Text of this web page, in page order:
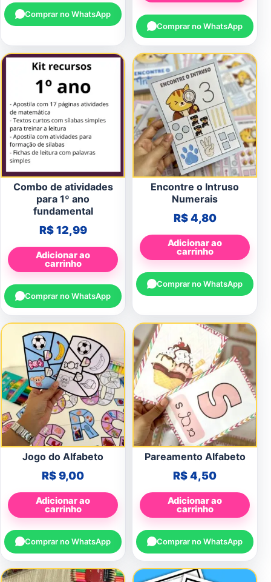
Comprar no WhatsApp
Comprar no WhatsApp
Combo de atividades
para 1º ano
fundamental
R$12,99
Adicionar ao
carrinho
Comprar no WhatsApp
Encontre o Intruso
Numerais
R$4,80
Adicionar ao
carrinho
Comprar no WhatsApp
Jogo do Alfabeto
R$9,00
Adicionar ao
carrinho
Comprar no WhatsApp
Pareamento Alfabeto
R$4,50
Adicionar ao
carrinho
Comprar no WhatsApp